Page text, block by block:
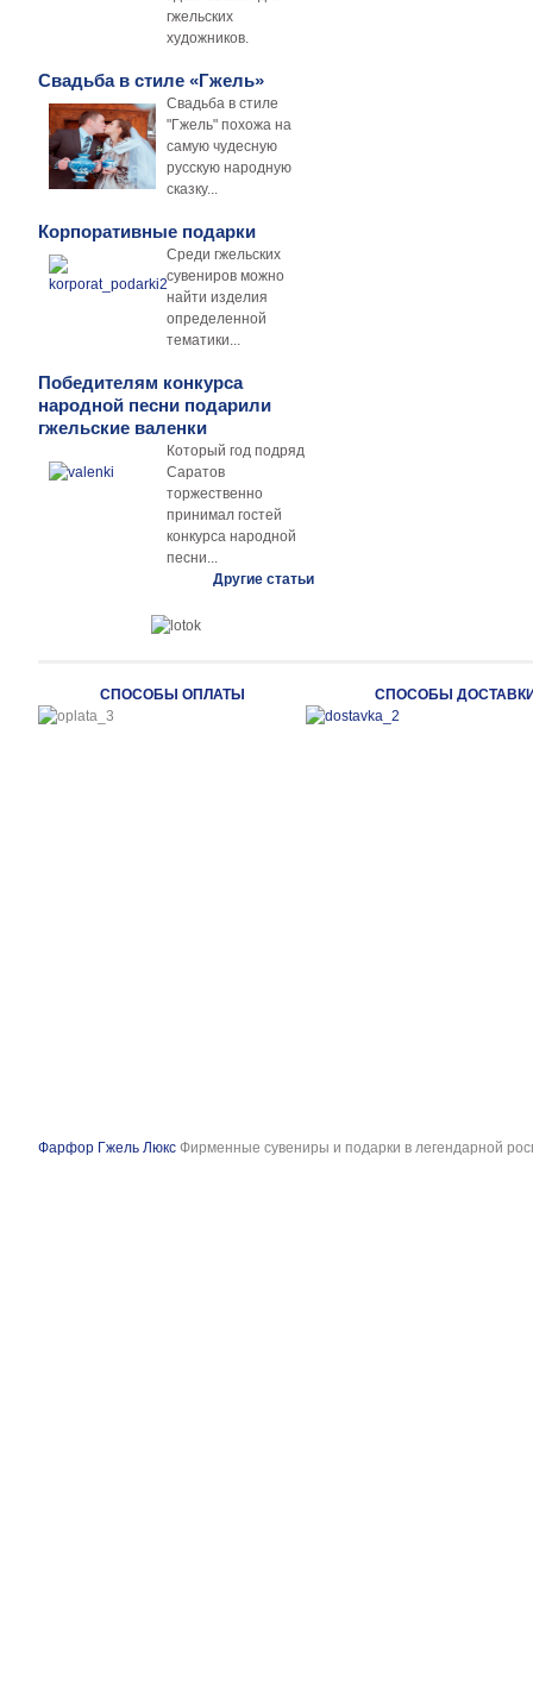
гжельских
художников.
Свадьба в стиле «Гжель»
Свадьба в стиле
"Гжель" похожа на
самую чудесную
русскую народную
сказку...
Корпоративные подарки
Среди гжельских
сувениров можно
найти изделия
определенной
тематики...
Победителям конкурса
народной песни подарили
гжельские валенки
Который год подряд
Саратов
торжественно
принимал гостей
конкурса народной
песни...
Другие статьи
СПОСОБЫ ОПЛАТЫ СПОСОБЫ
Фарфор Гжель Люкс Фирменные сувениры и подарки в легендарной